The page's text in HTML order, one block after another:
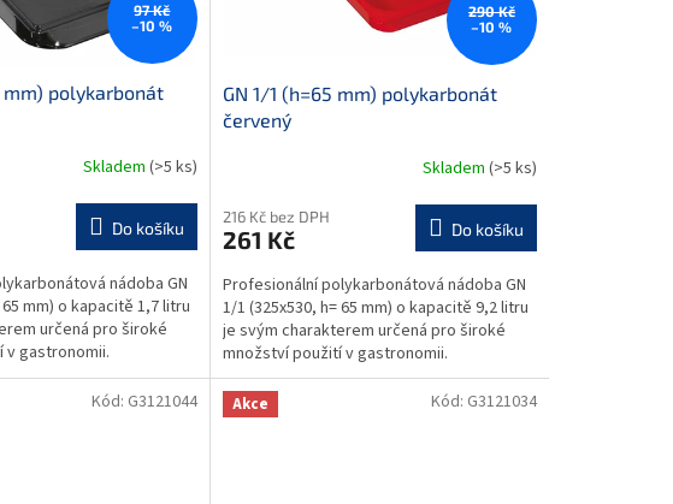
97 Kč
–10 %
mm) polykarbonát
Skladem (>5 ks)
Do košíku
nádoba GN
mm) o kapacitě 1,7 litru
určená pro široké
gastronomii.
290 Kč
–10 %
GN 1/1 (h=65 mm) polykarbonát
červený
Skladem (>5 ks)
216 Kč bez DPH
261 Kč Do košíku
Profesionální polykarbonátová nádoba GN
1/1 (325x530, h= 65 mm) o kapacitě 9,2 litru
je svým charakterem určená pro široké
množství použití v gastronomii.
Gastronádoba je...
Kód: G3121044 Akce Kód: G3121034